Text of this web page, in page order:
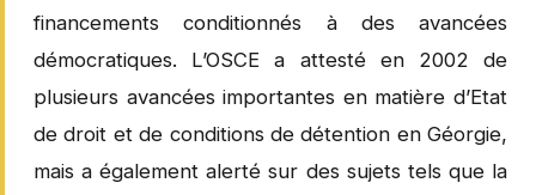
financements conditionnés à des avancées
démocratiques. L’OSCE a attesté en 2002 de
plusieurs avancées importantes en matière d’Etat
de droit et de conditions de détention en Géorgie,
mais a également alerté sur des sujets tels que la